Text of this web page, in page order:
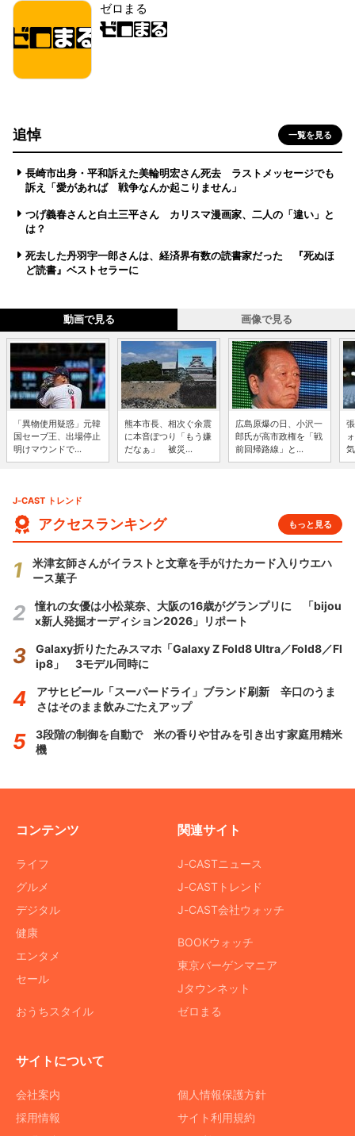
ゼロまる
追悼 一覧を見る
長崎市出身・平和訴えた美輪明宏さん死去 ラストメッセージでも
訴え「愛があれば 戦争なんか起こりません」
つげ義春さんと白土三平さん カリスマ漫画家、二人の「違い」と
は？
死去した丹羽宇一郎さんは、経済界有数の読書家だった 『死ぬほ
ど読書』ベストセラーに
動画で見る 画像で見る
「異物使用疑惑」元韓
国セーブ王、出場停止
明けマウンドで...
熊本市長、相次ぐ余震
に本音ぽつり「もう嫌
だなぁ」 被災...
広島原爆の日、小沢一
郎氏が高市政権を「戦
前回帰路線」と...
J-CAST トレンド
アクセスランキング もっと見る
米津玄師さんがイラストと文章を手がけたカード入りウエハ
ース菓子
憧れの女優は小松菜奈、大阪の16歳がグランプリに 「bijou
x新人発掘オーディション2026」リポート
Galaxy折りたたみスマホ「Galaxy Z Fold8 Ultra／Fold8／Fl
ip8」 3モデル同時に
アサヒビール「スーパードライ」ブランド刷新 辛口のうま
さはそのまま飲みごたえアップ
3段階の制御を自動で 米の香りや甘みを引き出す家庭用精米
機
コンテンツ
ライフ
グルメ
デジタル
健康
エンタメ
セール
おうちスタイル
関連サイト
J-CASTニュース
J-CASTトレンド
J-CAST会社ウォッチ
BOOKウォッチ
東京バーゲンマニア
Jタウンネット
ゼロまる
サイトについて
会社案内
採用情報
個人情報保護方針
サイト利用規約